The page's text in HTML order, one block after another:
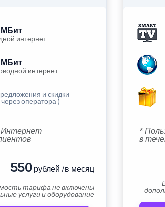
МБит
интернет
МБит
интернет
и скидки
через оператора )
550рублей /в месяц
тарифа не включены
услуги и оборудование
*
в